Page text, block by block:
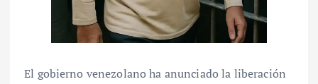
El gobierno venezolano ha anunciado la liberación